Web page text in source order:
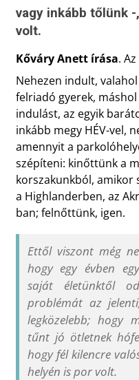
vagy inkább tőlünk
volt.
Kőváry Anett írása.
Nehezen indult,
felriadó gyerek,
indulást, az egyik
inkább megy HÉV-vel,
amennyit a
szépíteni: kinőttünk a
korszakunkból, amikor
a Highlanderben, az
ban; felnőttünk, igen.
Ettől viszont még
hogy egy évben
saját életünktől
problémát az
legközelebb; hogy
tűnt jó ötletnek
hogy fél kilencre
helyén is por volt.